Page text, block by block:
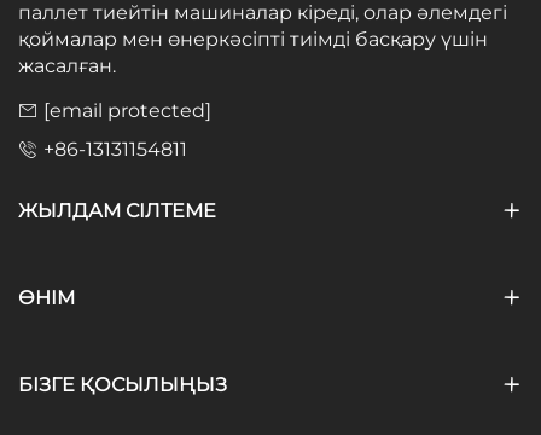
паллет тиейтін машиналар кіреді, олар әлемдегі
қоймалар мен өнеркәсіпті тиімді басқару үшін
жасалған.
[email protected]
+86-13131154811
ЖЫЛДАМ СІЛТЕМЕ
ӨНІМ
БІЗГЕ ҚОСЫЛЫҢЫЗ